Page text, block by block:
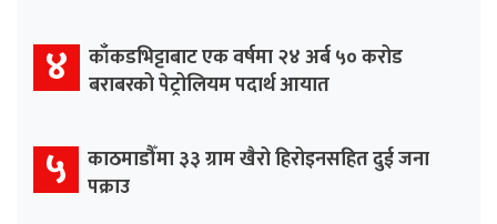
४ काँकडभिट्टाबाट एक वर्षमा २४ अर्ब ५० करोड
बराबरको पेट्रोलियम पदार्थ आयात
५ काठमाडौँमा ३३ ग्राम खैरो हिरोइनसहित दुई जना
पक्राउ